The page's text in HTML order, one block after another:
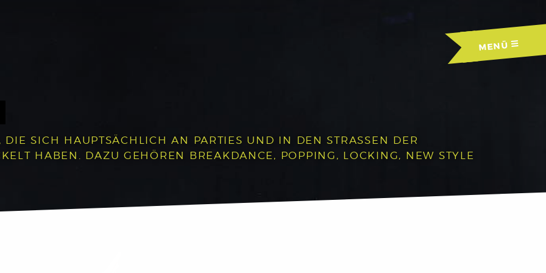
MENÜ
SICH HAUPTSÄCHLICH AN PARTIES UND IN DEN STRASSEN DER A
HABEN. DAZU GEHÖREN BREAKDANCE, POPPING, LOCKING, NEW STYLE U